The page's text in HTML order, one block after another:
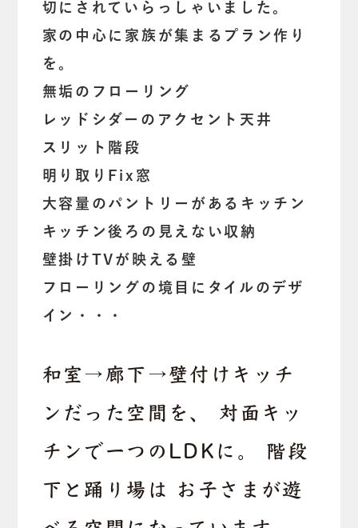
切にされていらっしゃいました。
家の中心に家族が集まるプラン作り
を。
無垢のフローリング
レッドシダーのアクセント天井
スリット階段
明り取りFix窓
大容量のパントリーがあるキッチン
キッチン後ろの見えない収納
壁掛けTVが映える壁
フローリングの境目にタイルのデザ
イン・・・
和室→廊下→壁付けキッチ
ンだった空間を、 対面キッ
チンで一つのLDKに。 階段
下と踊り場は お子さまが遊